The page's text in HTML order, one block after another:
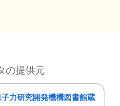
の提供元
子力研究開発機構図書館蔵